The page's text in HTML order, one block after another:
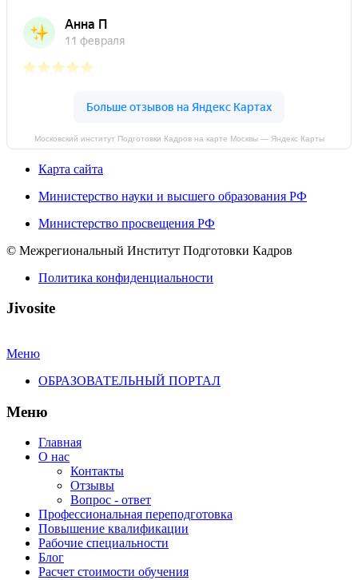
Московский институт Подготовки Кадров на карте Москвы — Яндекс Карты
Карта сайта
Министерство науки и высшего образования РФ
Министерство просвещения РФ
© Межрегиональный Институт Подготовки Кадров
Политика конфиденциальности
Jivosite
Меню
ОБРАЗОВАТЕЛЬНЫЙ ПОРТАЛ
Меню
Главная
О нас
Контакты
Отзывы
Вопрос - ответ
Профессиональная переподготовка
Повышение квалификации
Рабочие специальности
Блог
Расчет стоимости обучения